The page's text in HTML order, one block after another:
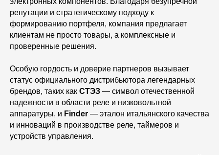
репутации и стратегическому подходу к
формированию портфеля, компания предлагает
клиентам не просто товары, а комплексные и
проверенные решения.
Особую гордость и доверие партнеров вызывает
статус официального дистрибьютора легендарных
брендов, таких как СТЭЗ — символ отечественной
надежности в области реле и низковольтной
аппаратуры, и Finder — эталон итальянского качества
и инноваций в производстве реле, таймеров и
устройств управления.